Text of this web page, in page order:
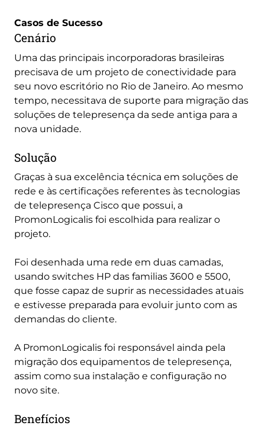
Casos de Sucesso
Cenário
Uma das principais incorporadoras brasileiras
precisava de um projeto de conectividade para
seu novo escritório no Rio de Janeiro. Ao mesmo
tempo, necessitava de suporte para migração das
soluções de telepresença da sede antiga para a
nova unidade.
Solução
Graças à sua excelência técnica em soluções de
rede e às certificações referentes às tecnologias
de telepresença Cisco que possui, a
PromonLogicalis foi escolhida para realizar o
projeto.
Foi desenhada uma rede em duas camadas,
usando switches HP das familias 3600 e 5500,
que fosse capaz de suprir as necessidades atuais
e estivesse preparada para evoluir junto com as
demandas do cliente.
A PromonLogicalis foi responsável ainda pela
migração dos equipamentos de telepresença,
assim como sua instalação e configuração no
novo site.
Benefícios